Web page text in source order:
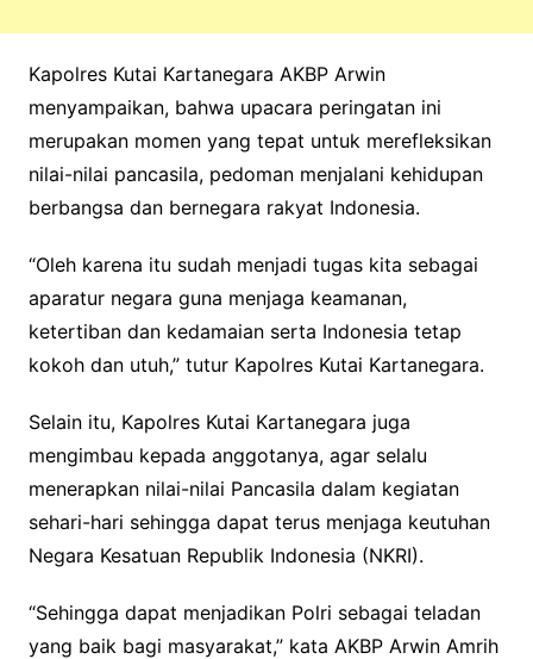
Kapolres Kutai Kartanegara AKBP Arwin
menyampaikan, bahwa upacara peringatan ini
merupakan momen yang tepat untuk merefleksikan
nilai-nilai pancasila, pedoman menjalani kehidupan
berbangsa dan bernegara rakyat Indonesia.
“Oleh karena itu sudah menjadi tugas kita sebagai
aparatur negara guna menjaga keamanan,
ketertiban dan kedamaian serta Indonesia tetap
kokoh dan utuh,” tutur Kapolres Kutai Kartanegara.
Selain itu, Kapolres Kutai Kartanegara juga
mengimbau kepada anggotanya, agar selalu
menerapkan nilai-nilai Pancasila dalam kegiatan
sehari-hari sehingga dapat terus menjaga keutuhan
Negara Kesatuan Republik Indonesia (NKRI).
“Sehingga dapat menjadikan Polri sebagai teladan
yang baik bagi masyarakat,” kata AKBP Arwin Amrih